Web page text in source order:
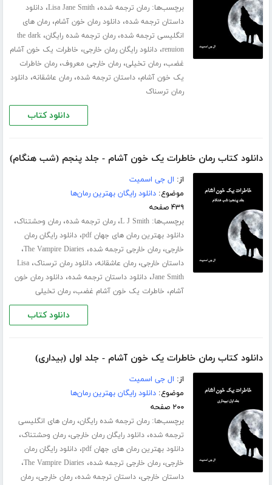
برچسب‌ها:رمان ترجمه شده،Lisa Jane Smith،دانلود
داستان ترجمه شده،دانلود رمان خون آشام،رمان های
انگلیسی ترجمه شده،رمان ترجمه شده رایگان،the dark
renuion،دانلود رایگان رمان خارجی، خاطرات یک خون آشام
غضب،رمان تخیلی،رمان خارجی معروف،رمان خاطرات
یک خون آشام،داستان ترجمه شده،رمان عاشقانه،دانلود
رمان ترسناک
دانلود کتاب
دانلود کتاب رمان خاطرات یک خون آشام - جلد پنجم (شب هنگام)
از: ال جی اسمیت
موضوع:دانلود رایگان بهترین رمان‌ها
۴۳۹ صفحه
برچسب‌ها:L J Smith،رمان ترجمه شده،رمان وحشتناک،
دانلود بهترین رمان های جهان pdf ،دانلود رایگان رمان
خارجی،رمان خارجی ترجمه شده،The Vampire Diaries،
داستان خارجی،رمان عاشقانه،دانلود رمان ترسناک،Lisa
Jane Smith،دانلود داستان ترجمه شده،دانلود رمان خون
آشام، خاطرات یک خون آشام غضب،رمان تخیلی
دانلود کتاب
دانلود کتاب رمان خاطرات یک خون آشام - جلد اول (بیداری)
از: ال جی اسمیت
موضوع:دانلود رایگان بهترین رمان‌ها
۲۰۰ صفحه
برچسب‌ها:رمان ترجمه شده رایگان،رمان های انگلیسی
ترجمه شده،دانلود رایگان رمان خارجی،رمان وحشتناک،
دانلود بهترین رمان های جهان pdf ،دانلود رایگان رمان
خارجی،رمان خارجی ترجمه شده،The Vampire Diaries،
داستان خارجی،داستان ترجمه شده،رمان خارجی،رمان